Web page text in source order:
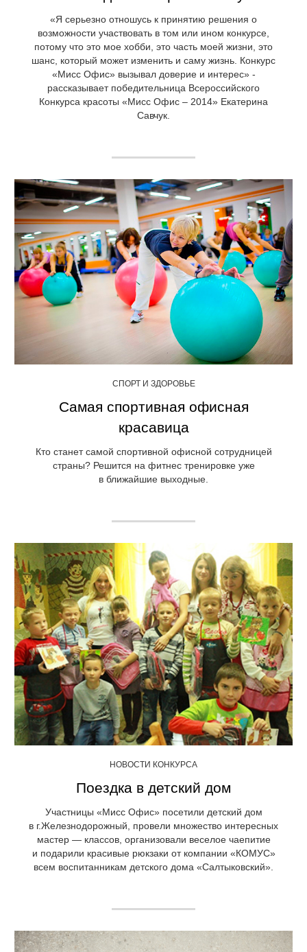
«Я серьезно отношусь к принятию решения о
возможности участвовать в том или ином конкурсе,
потому что это мое хобби, это часть моей жизни, это
шанс, который может изменить и саму жизнь. Конкурс
«Мисс Офис» вызывал доверие и интерес» -
рассказывает победительница Всероссийского
Конкурса красоты «Мисс Офис – 2014» Екатерина
Савчук.
СПОРТ И ЗДОРОВЬЕ
Самая спортивная офисная
красавица
Кто станет самой спортивной офисной сотрудницей
страны? Решится на фитнес тренировке уже
в ближайшие выходные.
НОВОСТИ КОНКУРСА
Поездка в детский дом
Участницы «Мисс Офис» посетили детский дом
в г.Железнодорожный, провели множество интересных
мастер — классов, организовали веселое чаепитие
и подарили красивые рюкзаки от компании «КОМУС»
всем воспитанникам детского дома «Салтыковский».